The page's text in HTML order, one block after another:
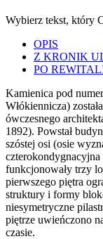
Wybierz tekst, który
OPIS
Z KRONIK
PO
Kamienica pod
Włókiennicza)
ówczesnego
1892). Powstał
szóstej osi (osie
funkcjonowały trzy
pierwszego piętra
struktury i formy
niesymetryczne
piętrze uwieńczono
czasie.